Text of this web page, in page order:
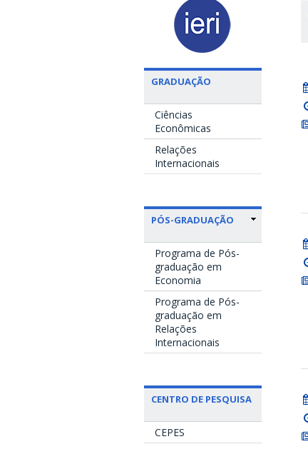
GRADUAÇÃO
Ciências
Econômicas
Relações
Internacionais
PÓS-GRADUAÇÃO
Programa de Pós-
graduação em
Economia
Programa de Pós-
graduação em
Relações
Internacionais
CENTRO DE PESQUISA
CEPES